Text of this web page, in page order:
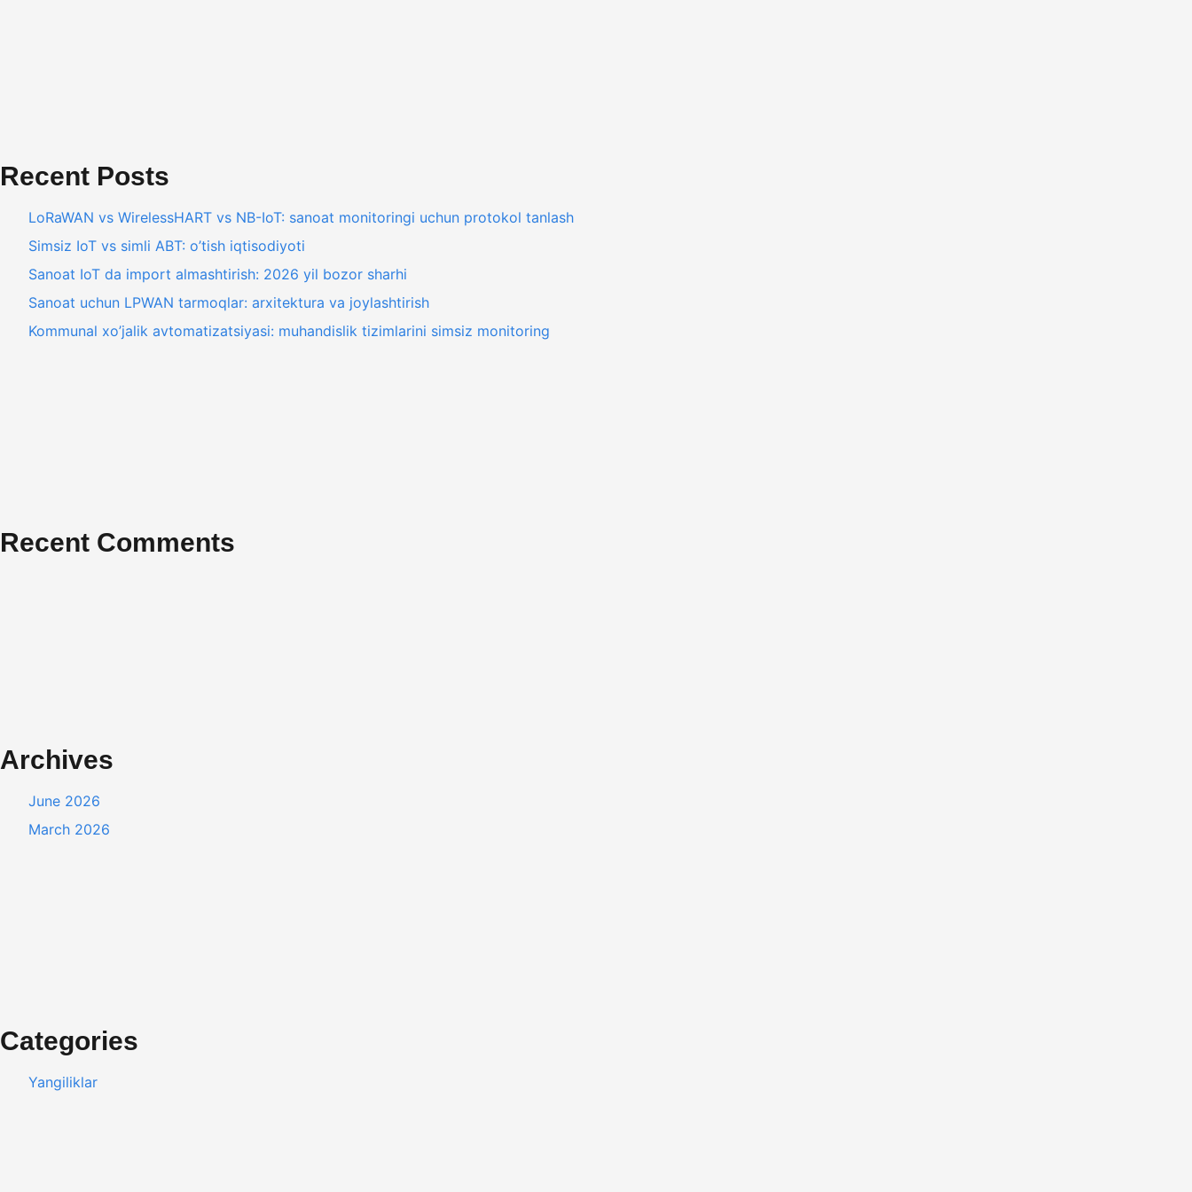
Recent Posts
LoRaWAN vs WirelessHART vs NB-IoT: sanoat monitoringi uchun protokol tanlash
Simsiz IoT vs simli ABT: o’tish iqtisodiyoti
Sanoat IoT da import almashtirish: 2026 yil bozor sharhi
Sanoat uchun LPWAN tarmoqlar: arxitektura va joylashtirish
Kommunal xo’jalik avtomatizatsiyasi: muhandislik tizimlarini simsiz monitoring
Recent Comments
Archives
June 2026
March 2026
Categories
Yangiliklar